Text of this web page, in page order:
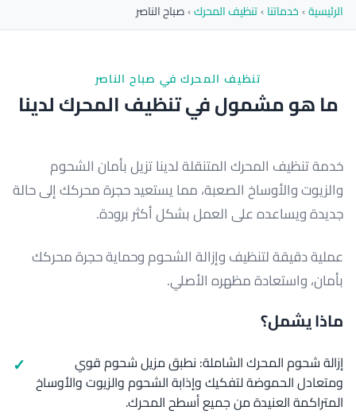
الرئيسية›خدماتنا›تنظيف المحرك›صباح الناصر
تنظيف المحرك في صباح الناصر
ما هو مشمول في تنظيف المحرك لدينا
خدمة تنظيف المحرك المتنقلة لدينا تزيل بأمان الشحوم
والزيوت والأوساخ الصعبة، مما يستعيد حجرة محركك إلى حالة
جديدة ويساعده على العمل بشكل أكثر برودة.
عملية دقيقة لتنظيف وإزالة الشحوم وحماية حجرة محركك
بأمان، واستعادة مظهره الأصلي.
ماذا يشمل؟
إزالة شحوم المحرك الشاملة: نطبق مزيل شحوم قوي
ومتعادل الحموضة لتفكيك وإذابة الشحوم والزيوت والأوساخ
المتراكمة العنيدة من جميع أسطح المحرك.